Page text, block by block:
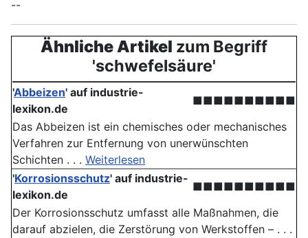
--
Ähnliche Artikel zum Begriff
'schwefelsäure'
'Abbeizen' auf industrie-
lexikon.de
■■■■■■■■■■
Das Abbeizen ist ein chemisches oder mechanisches
Verfahren zur Entfernung von unerwünschten
Schichten . . . Weiterlesen
'Korrosionsschutz' auf industrie-
lexikon.de
■■■■■■■■■■
Der Korrosionsschutz umfasst alle Maßnahmen, die
darauf abzielen, die Zerstörung von Werkstoffen – . . .